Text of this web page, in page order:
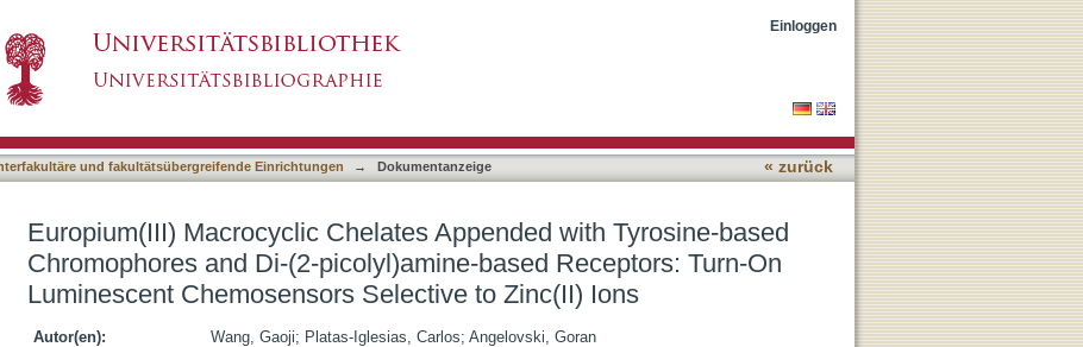
Chelates Appended with Tyrosine-based Chromophores and Di-(2-
Turn-On Luminescent Chemosensors Selective to Zinc(II) Ions
Einloggen
und fakultätsübergreifende Einrichtungen → Dokumentanzeige « zurück
Europium(III) Macrocyclic Chelates Appended with Tyrosine-based
Chromophores and Di-(2-picolyl)amine-based Receptors: Turn-On
Luminescent Chemosensors Selective to Zinc(II) Ions
Autor(en): Wang, Gaoji; Platas-Iglesias, Carlos; Angelovski, Goran